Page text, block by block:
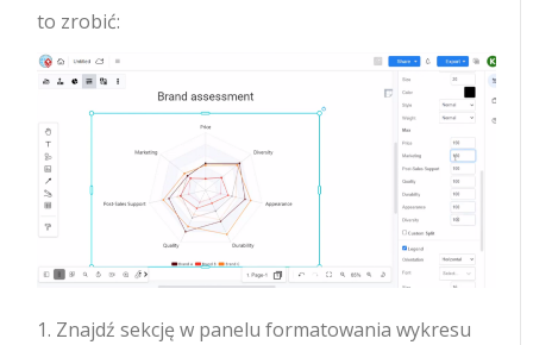
to zrobić:
1. Znajdź sekcję w panelu formatowania wykresu